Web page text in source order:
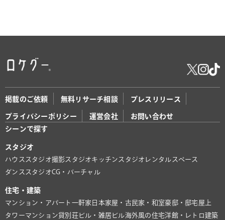
掲載のご依頼 無料リサーチ相談 プレスリリース
プライバシーポリシー 運営会社
お問い合わせ
シーンで探す
スタジオ
ハウススタジオ撮影スタジオキッチンスタジオ レンタルスペース
ダンススタジオCG・バーチャル
住宅・建築
マンション・アパート 一軒家 日本家屋・古民家・和室豪邸・邸宅屋上
タワーマンション貸別荘ビル・雑居ビル海外風の住宅洋館・レトロ建築